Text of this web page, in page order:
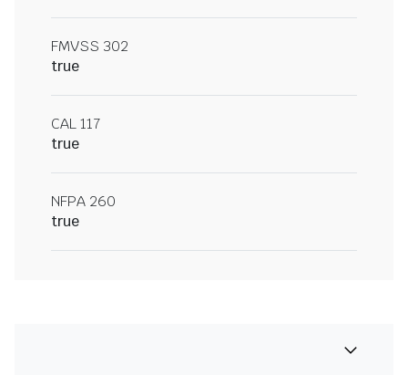
FMVSS 302
true
CAL 117
true
NFPA 260
true